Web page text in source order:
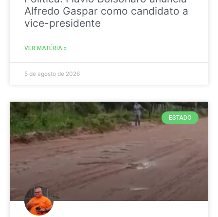
Alfredo Gaspar como candidato a
vice-presidente
VER MATÉRIA »
5 de agosto de 2026
ESTADO